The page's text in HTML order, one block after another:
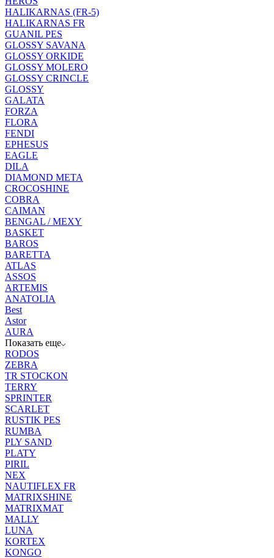
HALIKARNAS (FR-5)
HALIKARNAS FR
GUANIL PES
GLOSSY SAVANA
GLOSSY ORKIDE
GLOSSY MOLERO
GLOSSY CRINCLE
GLOSSY
GALATA
FORZA
FLORA
FENDI
EPHESUS
EAGLE
DILA
DIAMOND META
CROCOSHINE
COBRA
CAIMAN
BENGAL / MEXY
BASKET
BAROS
BARETTA
ATLAS
ASSOS
ARTEMIS
ANATOLIA
Best
Astor
AURA
Показать еще
RODOS
ZEBRA
TR STOCKON
TERRY
SPRINTER
SCARLET
RUSTIK PES
RUMBA
PLY SAND
PLATY
PIRIL
NEX
NAUTIFLEX FR
MATRIXSHINE
MATRIXMAT
MALLY
LUNA
KORTEX
KONGO